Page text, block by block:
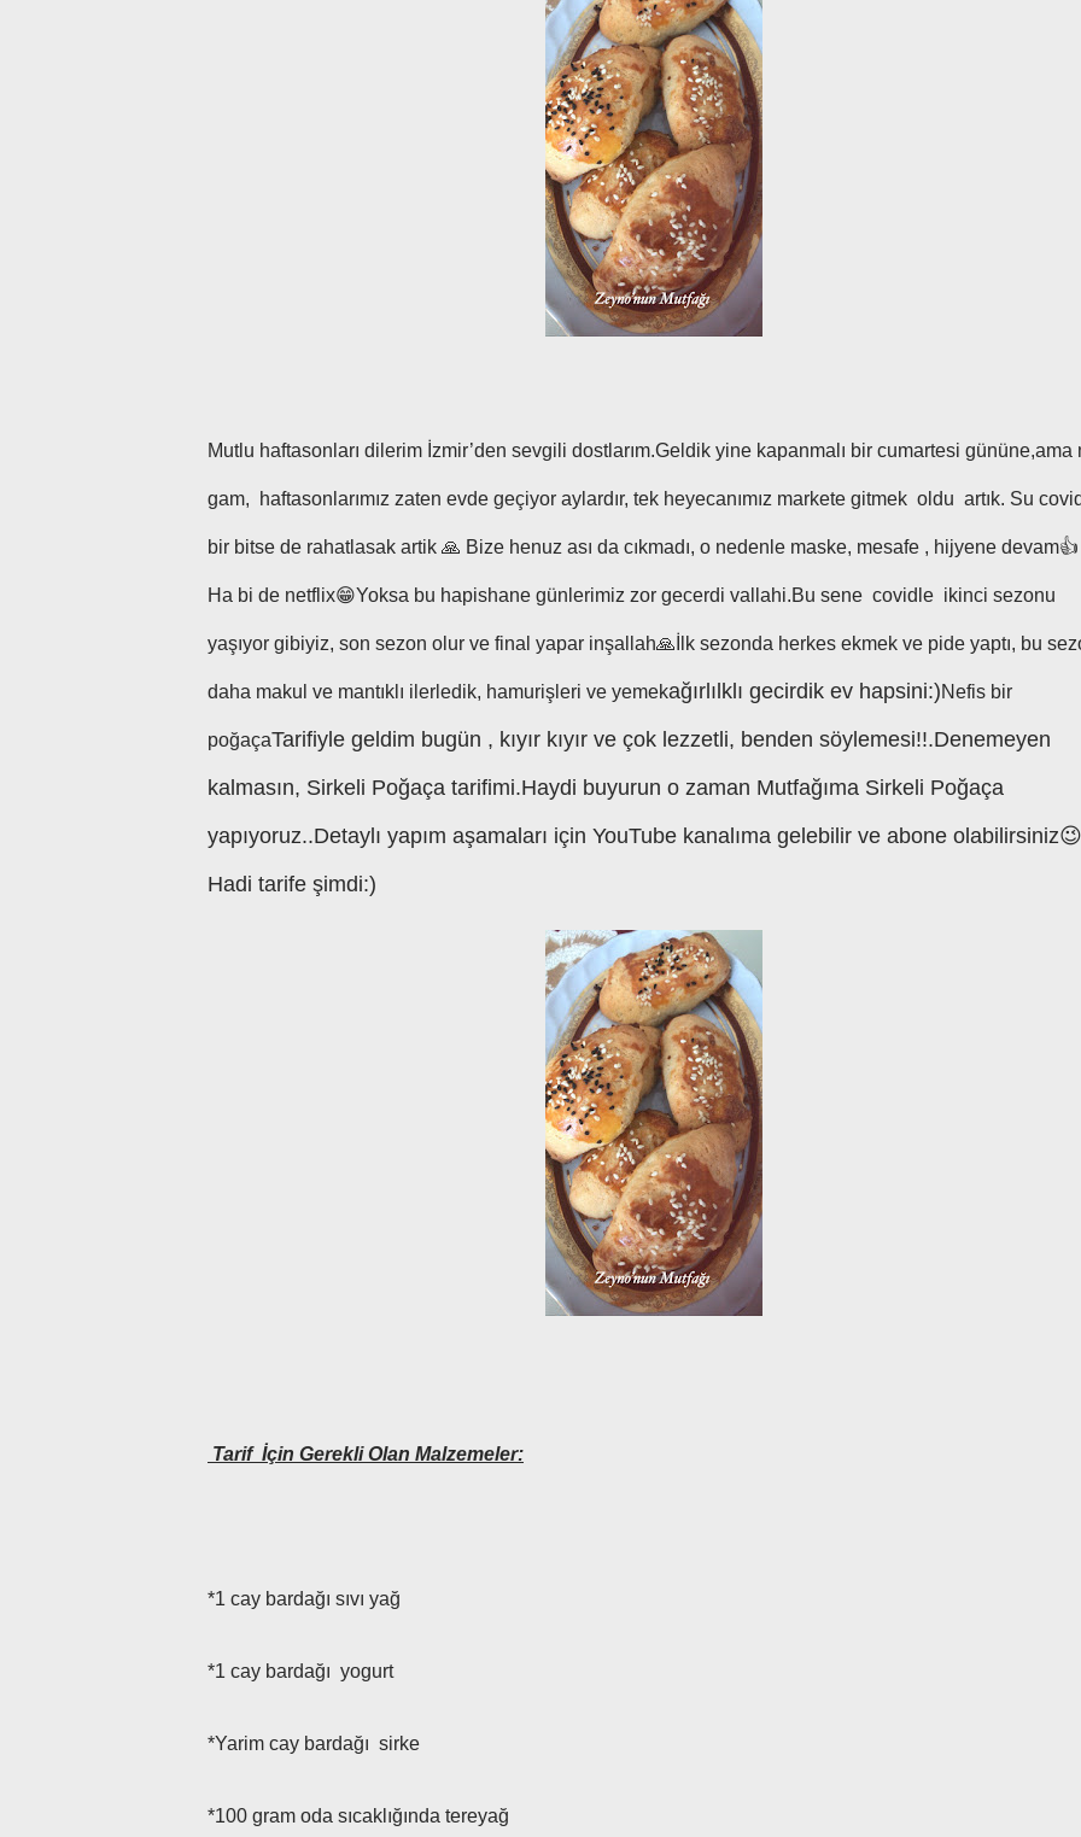
Mutlu haftasonları dilerim İzmir’den sevgili dostlarım.Geldik yine kapanmalı bir cumartesi gününe,ama
gam, haftasonlarımız zaten evde geçiyor aylardır, tek heyecanımız markete gitmek oldu artık. Su covid
bir bitse de rahatlasak artik 🙏 Bize henuz ası da cıkmadı, o nedenle maske, mesafe , hijyene devam👍
Ha bi de netflix😁Yoksa bu hapishane günlerimiz zor gecerdi vallahi.Bu sene covidle ikinci sezonu
yaşıyor gibiyiz, son sezon olur ve final yapar inşallah🙏İlk sezonda herkes ekmek ve pide yaptı, bu
daha makul ve mantıklı ilerledik, hamurişleri ve yemekağırlılklı gecirdik ev hapsini:)Nefis bir
poğaçaTarifiyle geldim bugün , kıyır kıyır ve çok lezzetli, benden söylemesi!!.Denemeyen
kalmasın, Sirkeli Poğaça tarifimi.Haydi buyurun o zaman Mutfağıma Sirkeli Poğaça
yapıyoruz..Detaylı yapım aşamaları için YouTube kanalıma gelebilir ve abone olabilirsiniz😉
Hadi tarife şimdi:)
Tarif İçin Gerekli Olan Malzemeler:
*1 cay bardağı sıvı yağ
*1 cay bardağı yogurt
*Yarim cay bardağı sirke
*100 gram oda sıcaklığında tereyağ